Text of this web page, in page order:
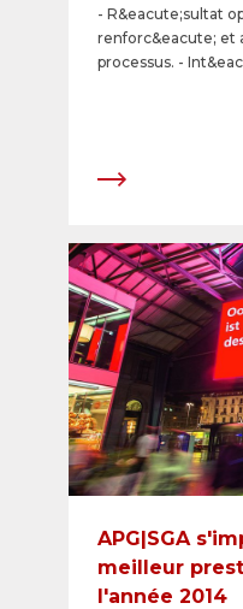
- R&eacute;sultat
renforc&eacute; et
processus. -
APG|SGA
meilleur
l'année 2014